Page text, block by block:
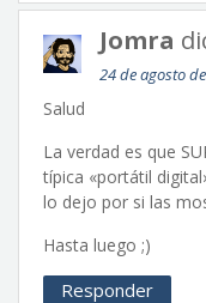
Jomra
24 de agosto
Salud
La verdad es que
típica «portátil
lo dejo por si las
Hasta luego ;)
Responder